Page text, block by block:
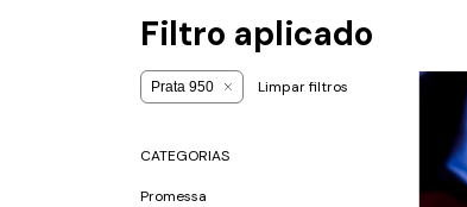
Filtro aplicado
Prata 950 Limpar filtros
CATEGORIAS
Promessa